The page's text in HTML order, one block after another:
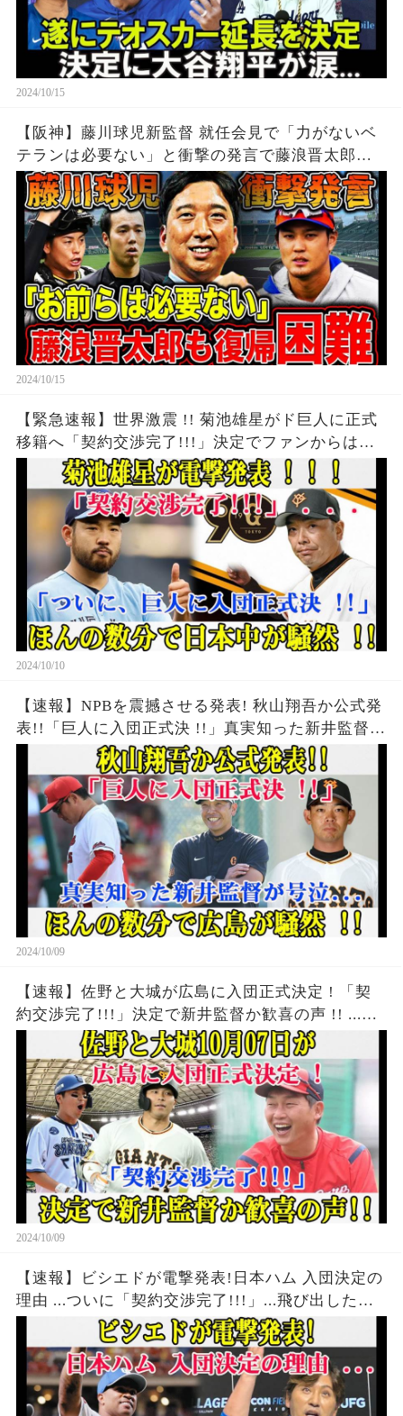
2024/10/15
【阪神】藤川球児新監督 就任会見で「力がないベ
テランは必要ない」と衝撃の発言で藤浪晋太郎
の”阪神復帰”は困難！？コーチ経験がなくても複
数のOBが彼を評価する理由とは！？【プロ野球】
2024/10/15
【緊急速報】世界激震 !! 菊池雄星がド巨人に正式
移籍へ「契約交渉完了!!!」決定でファンからは歓
喜の声
2024/10/10
【速報】NPBを震撼させる発表! 秋山翔吾か公式発
表!!「巨人に入団正式決 !!」真実知った新井監督が
号泣...ほんの数分で広島が騒然 !!
2024/10/09
【速報】佐野と大城が広島に入団正式決定 ! 「契
約交渉完了!!!」決定で新井監督か歓喜の声 !! ...飛
び出した言葉に一同驚愕 . . . !!!
2024/10/09
【速報】ビシエドが電撃発表!日本ハム 入団決定の
理由 ...ついに「契約交渉完了!!!」...飛び出した言
葉に一同驚愕！新庄監督 が凄い暴露 !!!